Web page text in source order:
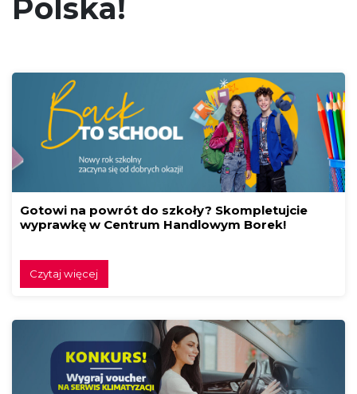
Polska!
Gotowi na powrót do szkoły? Skompletujcie
wyprawkę w Centrum Handlowym Borek!
Czytaj więcej